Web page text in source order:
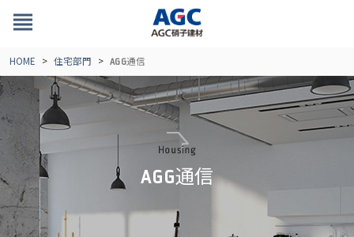
view_headline
HOME 住宅部門 AGG通信
AGG通信